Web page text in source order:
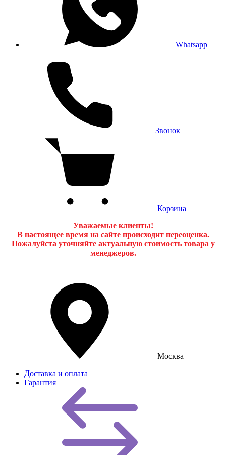
Whatsapp
Звонок
Корзина
Уважаемые клиенты!
В настоящее время на сайте происходит переоценка.
Пожалуйста уточняйте актуальную стоимость товара у
менеджеров.
Москва
Доставка и оплата
Гарантия